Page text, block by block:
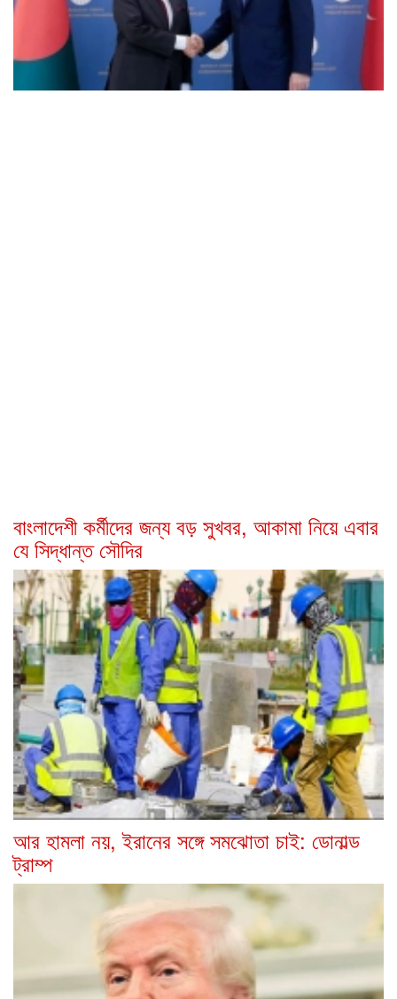
বাংলাদেশী কর্মীদের জন্য বড় সুখবর, আকামা নিয়ে এবার
যে সিদ্ধান্ত সৌদির
আর হামলা নয়, ইরানের সঙ্গে সমঝোতা চাই: ডোনাল্ড
ট্রাম্প